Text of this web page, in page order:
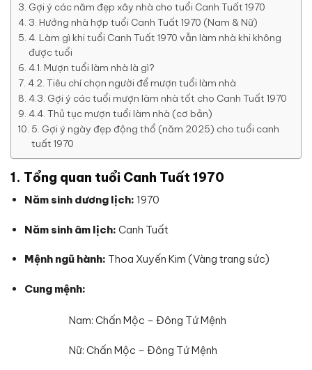
Gợi ý các năm đẹp xây nhà cho tuổi Canh Tuất 1970
3. Hướng nhà hợp tuổi Canh Tuất 1970 (Nam & Nữ)
4. Làm gì khi tuổi Canh Tuất 1970 vẫn làm nhà khi không
được tuổi
4.1. Mượn tuổi làm nhà là gì?
4.2. Tiêu chí chọn người để mượn tuổi làm nhà
4.3. Gợi ý các tuổi mượn làm nhà tốt cho Canh Tuất 1970
4.4. Thủ tục mượn tuổi làm nhà (cơ bản)
5. Gợi ý ngày đẹp động thổ (năm 2025) cho tuổi canh
tuất 1970
1. Tổng quan tuổi Canh Tuất 1970
Năm sinh dương lịch: 1970
Năm sinh âm lịch: Canh Tuất
Mệnh ngũ hành: Thoa Xuyến Kim (Vàng trang sức)
Cung mệnh:
Nam: Chấn Mộc – Đông Tứ Mệnh
Nữ: Chấn Mộc – Đông Tứ Mệnh